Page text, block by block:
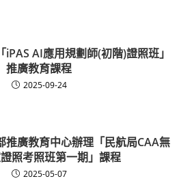
AI應用規劃師(初階)證照班」
推廣教育課程
2025-09-24
推廣教育中心辦理「民航局CAA無
照考照班第一期」課程
2025-05-07